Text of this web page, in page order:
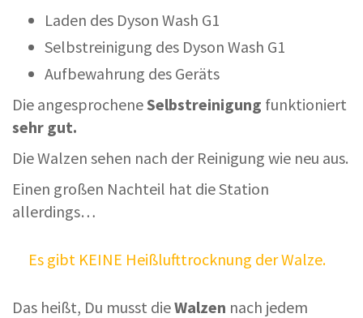
Laden des Dyson Wash G1
Selbstreinigung des Dyson Wash G1
Aufbewahrung des Geräts
Die angesprocheneSelbstreinigung funktioniert
sehr gut.
Die Walzen sehen nach der Reinigung wie neu aus.
Einen großen Nachteil hat die Station
allerdings…
Es gibt KEINE Heißlufttrocknung der Walze.
Das heißt, Du musst dieWalzen nach jedem